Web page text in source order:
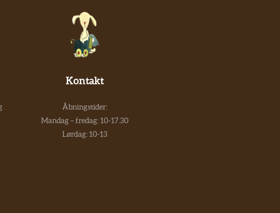
Kontakt
Åbningstider:
Mandag – fredag: 10-17.30
Lørdag: 10-13